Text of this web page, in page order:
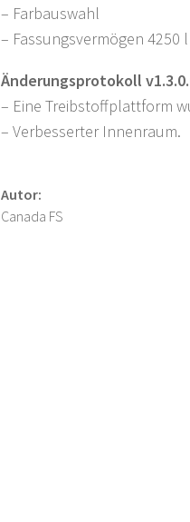
– Farbauswahl
– Fassungsvermögen 4250 l
Änderungsprotokoll
– Eine Treibstoffplattform
– Verbesserter Innenraum.
Autor:
Canada FS